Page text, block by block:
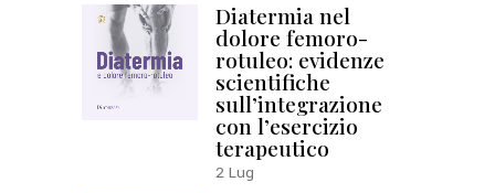
Diatermia nel
dolore femoro-
rotuleo: evidenze
scientifiche
sull’integrazione
con l’esercizio
terapeutico
2 Lug